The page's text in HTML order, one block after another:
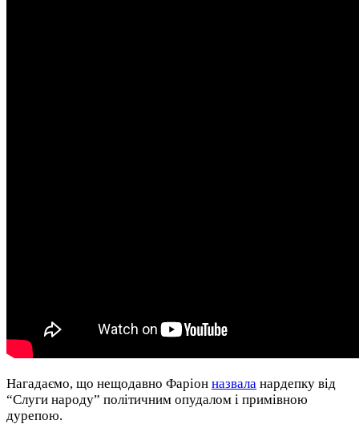
Нагадаємо, що нещодавно Фаріон назвала нардепку від
“Слуги народу” політичним опудалом і примівною
дурепою.